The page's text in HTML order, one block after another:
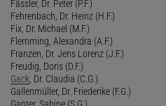
Fässler, Dr. Peter (P.F.)
Fehrenbach, Dr. Heinz (H.F.)
Fix, Dr. Michael (M.F.)
Flemming, Alexandra (A.F.)
Franzen, Dr. Jens Lorenz (J.F.)
Freudig, Doris (D.F.)
Gack , Dr. Claudia (C.G.)
Gallenmüller, Dr. Friederike (F.G.)
Ganter, Sabine (S.G.)